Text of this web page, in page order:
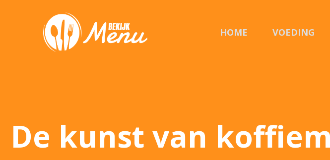
HOME VOEDING
De kunst van